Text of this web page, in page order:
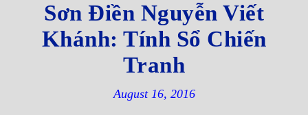
Sơn Ðiền Nguyễn Viết
Khánh: Tính Sổ Chiến
Tranh
August 16, 2016